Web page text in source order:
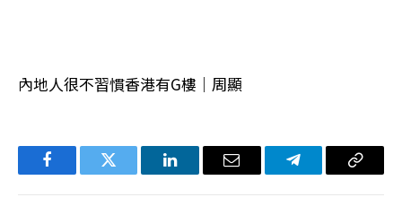
內地人很不習慣香港有G樓｜周顯
FacebookTwitter LinkedIn电
Telegram复